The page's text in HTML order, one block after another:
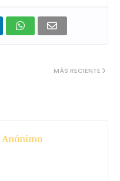
MÁS RECIENTE
Anónimo